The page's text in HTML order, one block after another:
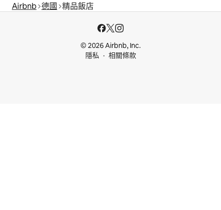
Airbnb 德國 精品飯店
© 2026 Airbnb, Inc.
隱私
相關條款